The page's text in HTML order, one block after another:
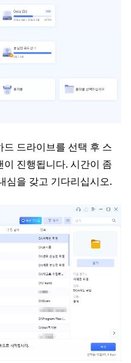
드라이브를 선택 후 스
이 진행됩니다. 시간이 좀
심을 갖고 기다리십시오.